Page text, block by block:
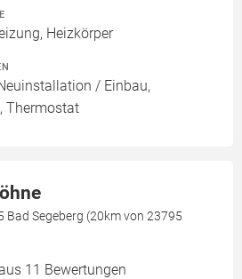
Heizkörper
/ Einbau,
Thermostat
Bad Segeberg (20km von 23795
11 Bewertungen